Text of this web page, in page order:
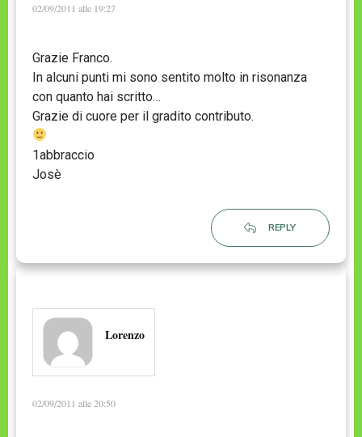
02/09/2011 alle 19:27
Grazie Franco.
In alcuni punti mi sono sentito molto in risonanza
con quanto hai scritto…
Grazie di cuore per il gradito contributo.
1abbraccio
Josè
REPLY
Lorenzo
02/09/2011 alle 20:50